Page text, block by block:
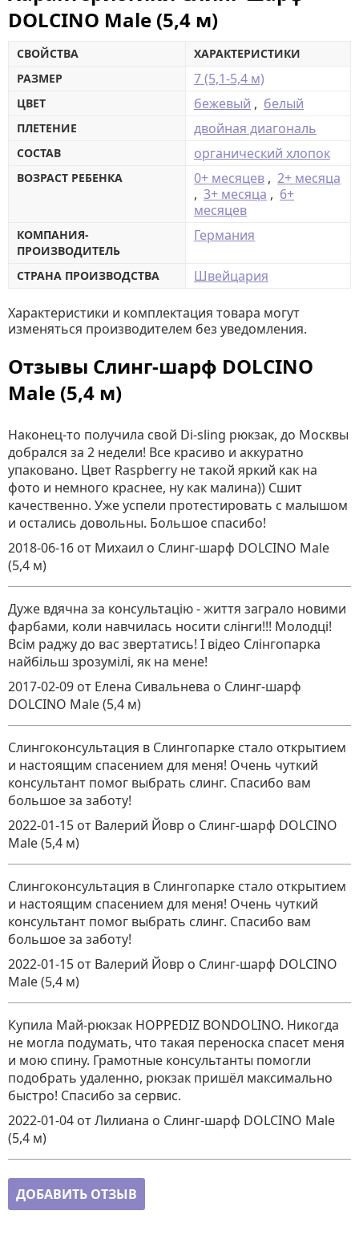
DOLCINO Male (5,4 м)
СВОЙСТВА
ХАРАКТЕРИСТИКИ
РАЗМЕР
7 (5,1-5,4 м)
ЦВЕТ бежевый , белый
ПЛЕТЕНИЕ двойная диагональ
СОСТАВ органический хлопок
ВОЗРАСТ РЕБЕНКА 0+ месяцев , 2+ месяца
, 3+ месяца , 6+
месяцев
КОМПАНИЯ-
ПРОИЗВОДИТЕЛЬ
Германия
СТРАНА ПРОИЗВОДСТВА Швейцария
Характеристики и комплектация товара могут
изменяться производителем без уведомления.
Отзывы Слинг-шарф DOLCINO
Male (5,4 м)
Наконец-то получила свой Di-sling рюкзак, до Москвы
добрался за 2 недели! Все красиво и аккуратно
упаковано. Цвет Raspberry не такой яркий как на
фото и немного краснее, ну как малина)) Сшит
качественно. Уже успели протестировать с малышом
и остались довольны. Большое спасибо!
2018-06-16 от Михаил о Слинг-шарф DOLCINO Male
(5,4 м)
Дуже вдячна за консультацію - життя заграло новими
фарбами, коли навчилась носити слінги!!! Молодці!
Всім раджу до вас звертатись! І відео Слінгопарка
найбільш зрозумілі, як на мене!
2017-02-09 от Елена Сивальнева о Слинг-шарф
DOLCINO Male (5,4 м)
Слингоконсультация в Слингопарке стало открытием
и настоящим спасением для меня! Очень чуткий
консультант помог выбрать слинг. Спасибо вам
большое за заботу!
2022-01-15 от Валерий Йовр о Слинг-шарф DOLCINO
Male (5,4 м)
Слингоконсультация в Слингопарке стало открытием
и настоящим спасением для меня! Очень чуткий
консультант помог выбрать слинг. Спасибо вам
большое за заботу!
2022-01-15 от Валерий Йовр о Слинг-шарф DOLCINO
Male (5,4 м)
Купила Май-рюкзак HOPPEDIZ BONDOLINO. Никогда
не могла подумать, что такая переноска спасет меня
и мою спину. Грамотные консультанты помогли
подобрать удаленно, рюкзак пришёл максимально
быстро! Спасибо за сервис.
2022-01-04 от Лилиана о Слинг-шарф DOLCINO Male
(5,4 м)
ДОБАВИТЬ ОТЗЫВ